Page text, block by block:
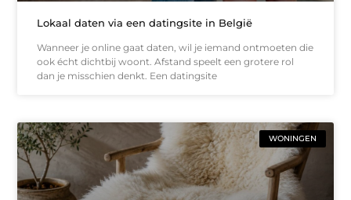
Lokaal daten via een datingsite in België
Wanneer je online gaat daten, wil je iemand ontmoeten die
ook écht dichtbij woont. Afstand speelt een grotere rol
dan je misschien denkt. Een datingsite
WONINGEN